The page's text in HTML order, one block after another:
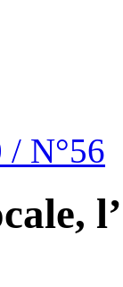
/ N°56